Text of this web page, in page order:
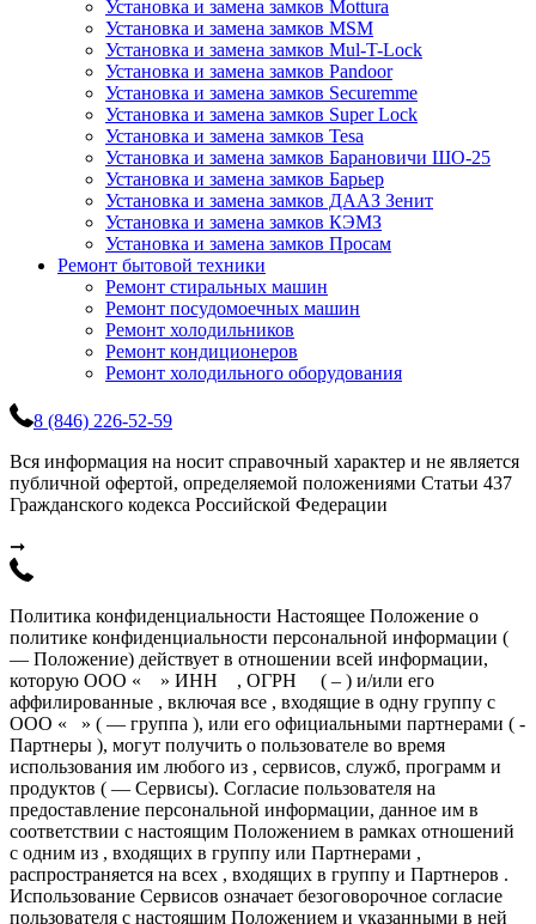
Установка и замена замков Mottura
Установка и замена замков MSM
Установка и замена замков Mul-T-Lock
Установка и замена замков Pandoor
Установка и замена замков Securemme
Установка и замена замков Super Lock
Установка и замена замков Tesa
Установка и замена замков Барановичи ШО-25
Установка и замена замков Барьер
Установка и замена замков ДААЗ Зенит
Установка и замена замков КЭМЗ
Установка и замена замков Просам
Ремонт бытовой техники
Ремонт стиральных машин
Ремонт посудомоечных машин
Ремонт холодильников
Ремонт кондиционеров
Ремонт холодильного оборудования
8 (846) 226-52-59
Вся информация на носит справочный характер и не является
публичной офертой, определяемой положениями Статьи 437
Гражданского кодекса Российской Федерации
➞
Политика конфиденциальности Настоящее Положение о
политике конфиденциальности персональной информации (
— Положение) действует в отношении всей информации,
которую ООО « » ИНН , ОГРН ( – ) и/или его
аффилированные , включая все , входящие в одну группу с
ООО « » ( — группа ), или его официальными партнерами ( -
Партнеры ), могут получить о пользователе во время
использования им любого из , сервисов, служб, программ и
продуктов ( — Сервисы). Согласие пользователя на
предоставление персональной информации, данное им в
соответствии с настоящим Положением в рамках отношений
с одним из , входящих в группу или Партнерами ,
распространяется на всех , входящих в группу и Партнеров .
Использование Сервисов означает безоговорочное согласие
пользователя с настоящим Положением и указанными в ней